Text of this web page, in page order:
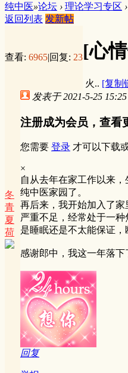
纯中医»论坛 › 理论学习专区 ›
返回列表 发新帖
查看: 6965|回复: 23[心
火.. [复制
冬
青
夏
荷
发表于 2021-5-25 15:25
注册成为会员，查看
您需要 登录 才可以下载
×
自从去年在家工作以来
纯中医家园了。
再后来，我开始加入了
严重不足，经常处于一
是睡眠还是不太能保证，
感谢郎中，我这一年落下
回复